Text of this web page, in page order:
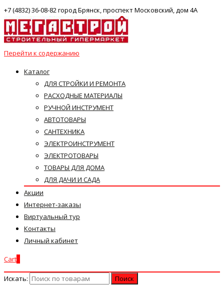
+7 (4832) 36-08-82 город Брянск, проспект Московский, дом 4А
Перейти к содержанию
Каталог
ДЛЯ СТРОЙКИ И РЕМОНТА
РАСХОДНЫЕ МАТЕРИАЛЫ
РУЧНОЙ ИНСТРУМЕНТ
АВТОТОВАРЫ
САНТЕХНИКА
ЭЛЕКТРОИНСТРУМЕНТ
ЭЛЕКТРОТОВАРЫ
ТОВАРЫ ДЛЯ ДОМА
ДЛЯ ДАЧИ И САДА
Акции
Интернет-заказы
Виртуальный тур
Контакты
Личный кабинет
Cart
Искать: